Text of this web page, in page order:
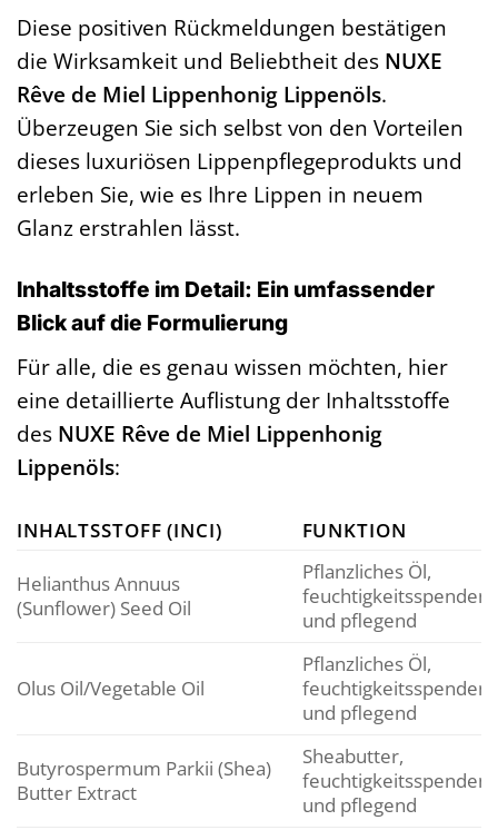
Diese positiven Rückmeldungen bestätigen
die Wirksamkeit und Beliebtheit des NUXE
Rêve de Miel Lippenhonig Lippenöls.
Überzeugen Sie sich selbst von den Vorteilen
dieses luxuriösen Lippenpflegeprodukts und
erleben Sie, wie es Ihre Lippen in neuem
Glanz erstrahlen lässt.
Inhaltsstoffe im Detail: Ein umfassender
Blick auf die Formulierung
Für alle, die es genau wissen möchten, hier
eine detaillierte Auflistung der Inhaltsstoffe
des NUXE Rêve de Miel Lippenhonig
Lippenöls:
INHALTSSTOFF (INCI) FUNKTION
Helianthus Annuus
(Sunflower) Seed Oil
Pflanzliches Öl,
und pflegend
Olus Oil/Vegetable Oil
Pflanzliches Öl,
und pflegend
Butyrospermum Parkii (Shea)
Butter Extract
Sheabutter,
und pflegend